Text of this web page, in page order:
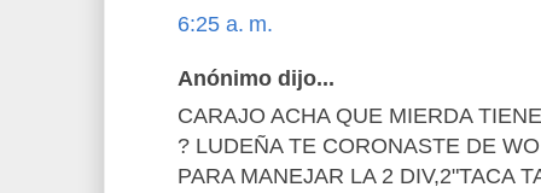
6:25 a. m.
Anónimo dijo...
CARAJO ACHA QUE MIERDA
? LUDEÑA TE CORONASTE DE
PARA MANEJAR LA 2 DIV,2"TACA